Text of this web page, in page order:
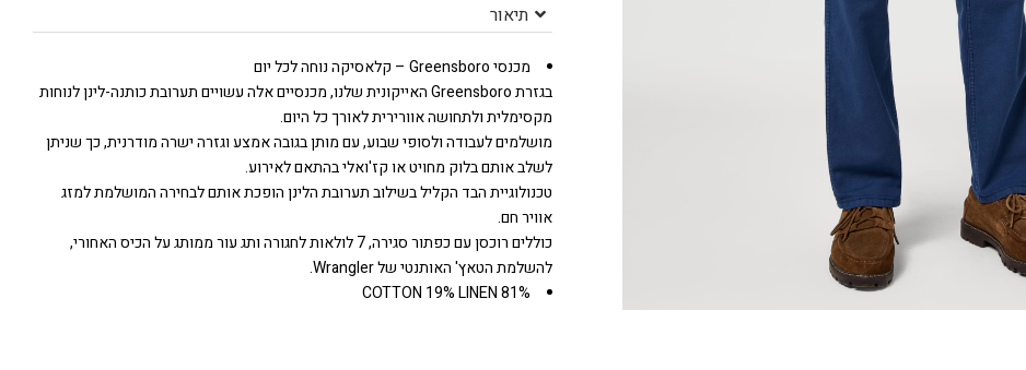
תיאור
מכנסי Greensboro – קלאסיקה נוחה לכל יום
בגזרת Greensboro האייקונית שלנו, מכנסיים אלה עשויים תערובת כותנה-לינן לנוחות
מקסימלית ולתחושה אוורירית לאורך כל היום.
מושלמים לעבודה ולסופי שבוע, עם מותן בגובה אמצע וגזרה ישרה מודרנית, כך שניתן
לשלב אותם בלוק מחויט או קז'ואלי בהתאם לאירוע.
טכנולוגיית הבד הקליל בשילוב תערובת הלינן הופכת אותם לבחירה המושלמת למזג
אוויר חם.
כוללים רוכסן עם כפתור סגירה, 7 לולאות לחגורה ותג עור ממותג על הכיס האחורי,
להשלמת הטאץ' האותנטי של Wrangler.
81% COTTON 19% LINEN